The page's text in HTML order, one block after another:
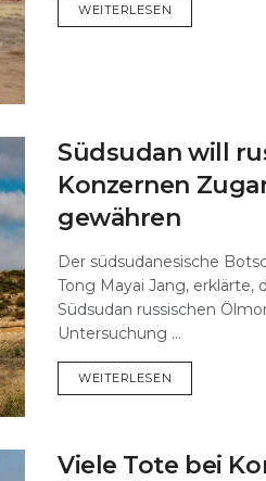
WEITERLESEN
Südsudan will
Konzernen
gewähren
Der südsudanesische
Tong Mayai Jang, erklärte,
Südsudan russischen
Untersuchung ...
WEITERLESEN
Viele Tote bei